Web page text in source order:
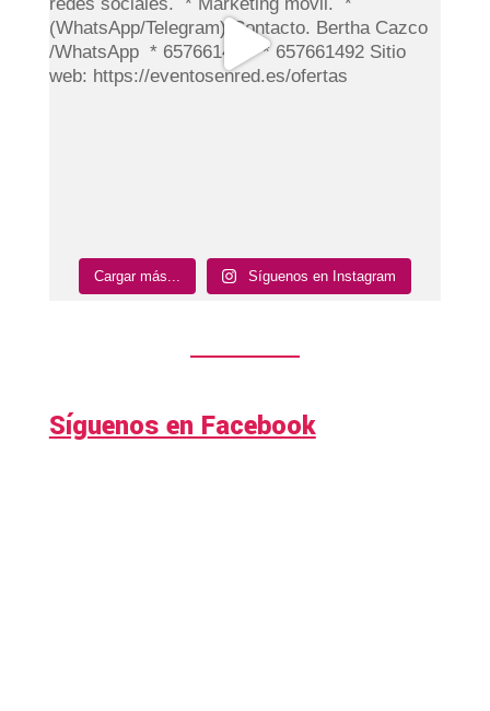
Cargar más... Síguenos en Instagram
Síguenos en Facebook